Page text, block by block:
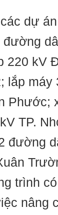
dự
220 kV
lắp máy
Phước;
TP.
đường
trình
nâng